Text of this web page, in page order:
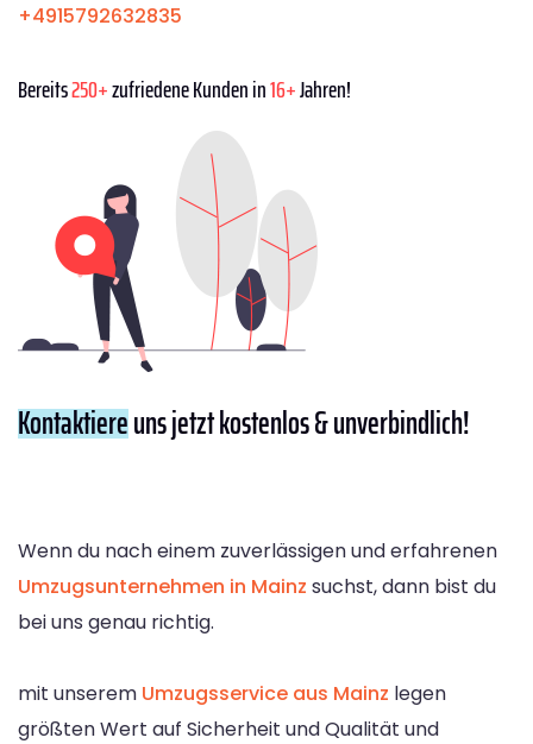
+4915792632835
Bereits250+zufriedene Kunden in16+Jahren!
Kontaktiereuns jetzt kostenlos & unverbindlich!
Wenn du nach einem zuverlässigen und erfahrenen
Umzugsunternehmen in Mainz suchst, dann bist du
bei uns genau richtig.
mit unserem Umzugsservice aus Mainz legen
größten Wert auf Sicherheit und Qualität und